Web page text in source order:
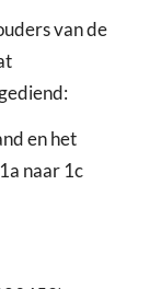
van de
en het
naar 1c